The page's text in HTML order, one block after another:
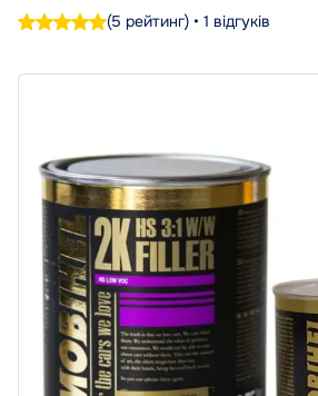
(5 рейтинг) • 1 відгуків